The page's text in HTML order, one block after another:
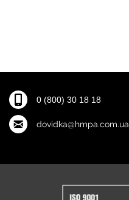
0 (800) 30 18 18
dovidka@hmpa.com.ua